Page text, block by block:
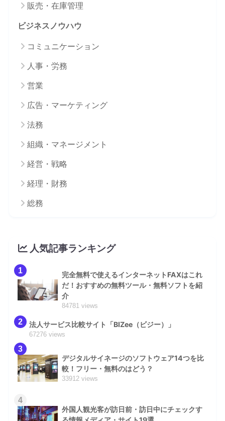
販売・在庫管理
ビジネスノウハウ
コミュニケーション
人事・労務
営業
広告・マーケティング
法務
組織・マネージメント
経営・戦略
経理・財務
総務
人気記事ランキング
1
完全無料で使えるインターネットFAXはこれ
だ！おすすめの無料ツール・無料ソフトを紹
介
84781 views
2 法人サービス比較サイト「BIZee（ビジー）」
67276 views
3
デジタルサイネージのソフトウェア14つを比
較！フリー・無料のはどう？
33912 views
4
外国人観光客が訪日前・訪日中にチェックす